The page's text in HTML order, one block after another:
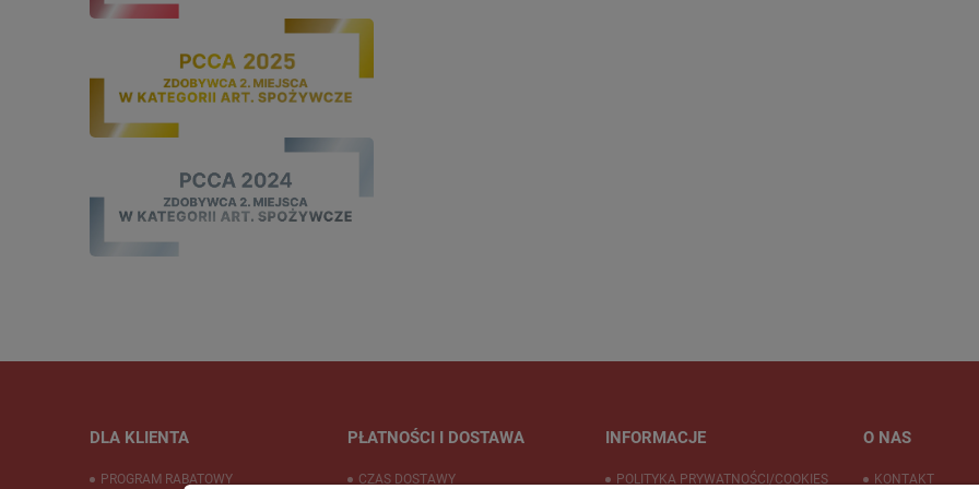
DLA KLIENTA
PROGRAM RABATOWY
PŁATNOŚCI I DOSTAWA
CZAS DOSTAWY
INFORMACJE
POLITYKA PRYWATNOŚCI/COOKIES
O NAS
KONTAKT